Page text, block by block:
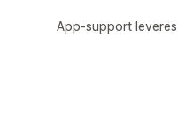
App-support